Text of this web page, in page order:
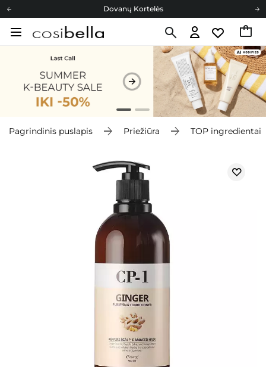
Dovanų Kortelės
Cosibella lojalumo programa
Dovanų Kortelės
Pagrindinis puslapis Priežiūra TOP ingredientai